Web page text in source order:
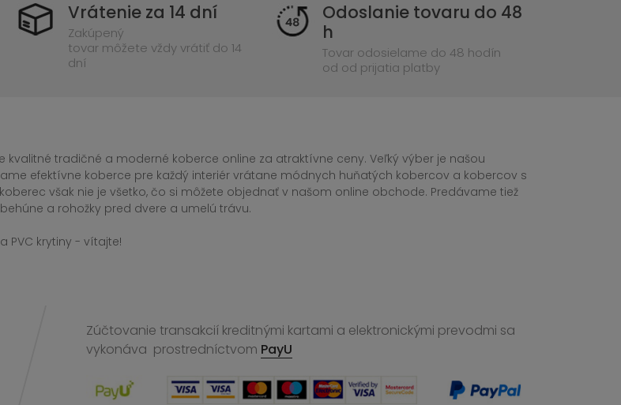
Vrátenie za 14 dní
Zakúpený
tovar môžete vždy vrátiť do 14
dní
Odoslanie tovaru do 48
h
Tovar odosielame do 48 hodín
od od prijatia platby
kvalitné tradičné a moderné koberce online za atraktívne ceny. Veľký výber je našou
efektívne koberce pre každý interiér vrátane módnych huňatých kobercov a kobercov s
však nie je všetko, čo si môžete objednať v našom online obchode. Predávame tiež
a rohožky pred dvere a umelú trávu.
PVC krytiny - vítajte!
Zúčtovanie transakcií kreditnými kartami a elektronickými prevodmi sa
vykonáva prostredníctvom PayU